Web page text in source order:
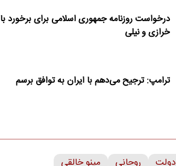
درخواست روزنامه جمهوری اسلامی برای برخورد با
خرازی و نیلی
ترامپ: ترجیح می‌دهم با ایران به توافق برسم
دولت روحانی مینو خالقی